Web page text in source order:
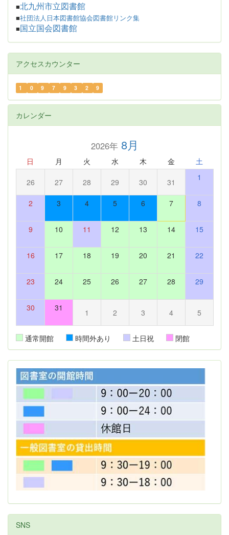
■北九州市立図書館
■社団法人日本図書館協会図書館リンク集
■ 国立国会図書館
アクセスカウンター
1 0 9 7 9 3 2 9
カレンダー
2026年8月
日 月 火 水 木 金 土
26 27 28 29 30 31 1
2 3 4 5 6 7 8
9 10 11 12 13 14 15
16 17 18 19 20 21 22
23 24 25 26 27 28 29
30 31 1 2 3 4 5
通常開館 時間外あり 土日祝 閉館
SNS